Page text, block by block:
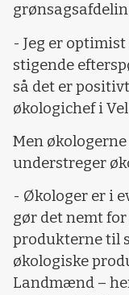
- Jeg er
stigende
så det er
økologichef i
Men
understreger
- Økologer er i
gør det nemt
produkterne til
økologiske
Landmænd –